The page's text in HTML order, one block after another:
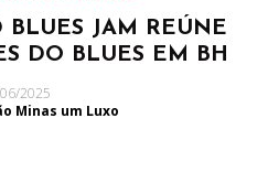
BLUES JAM REÚNE
DO BLUES EM BH
2025
Minas um Luxo